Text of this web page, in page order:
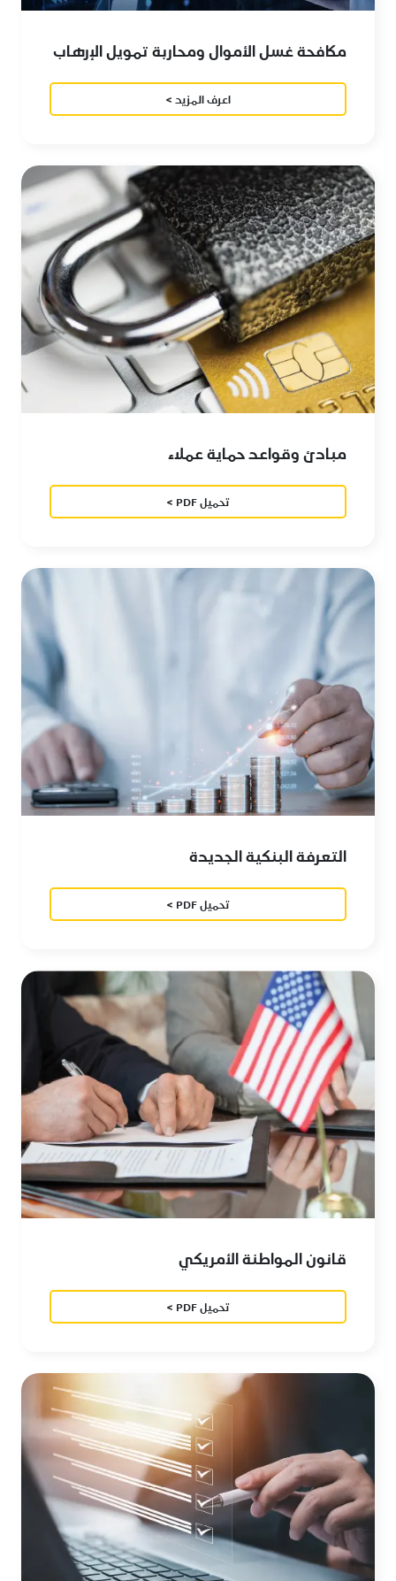
مكافحة غسل الأموال ومحاربة تمويل الإرهاب
اعرف المزيد >
مبادئ وقواعد حماية عملاء
تحميل PDF >
التعرفة البنكية الجديدة
تحميل PDF >
قانون المواطنة الأمريكي
تحميل PDF >